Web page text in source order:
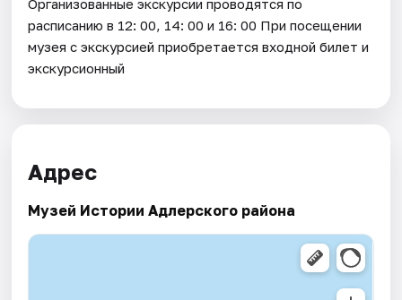
Организованные экскурсии проводятся по
расписанию в 12: 00, 14: 00 и 16: 00 При посещении
музея с экскурсией приобретается входной билет и
экскурсионный
Адрес
Музей Истории Адлерского района